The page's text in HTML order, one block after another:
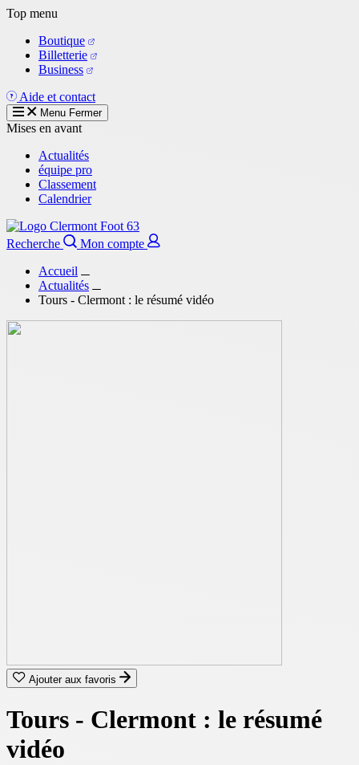
Aller
contenu
principal
Top menu
Boutique
Billetterie
Business
Aide et contact
Menu Fermer
Mises en avant
Actualités
équipe pro
Classement
Calendrier
Recherche
Mon compte
Accueil
Actualités
Tours - Clermont : le résumé vidéo
Ajouter aux favoris
Tours - Clermont : le résumé
vidéo